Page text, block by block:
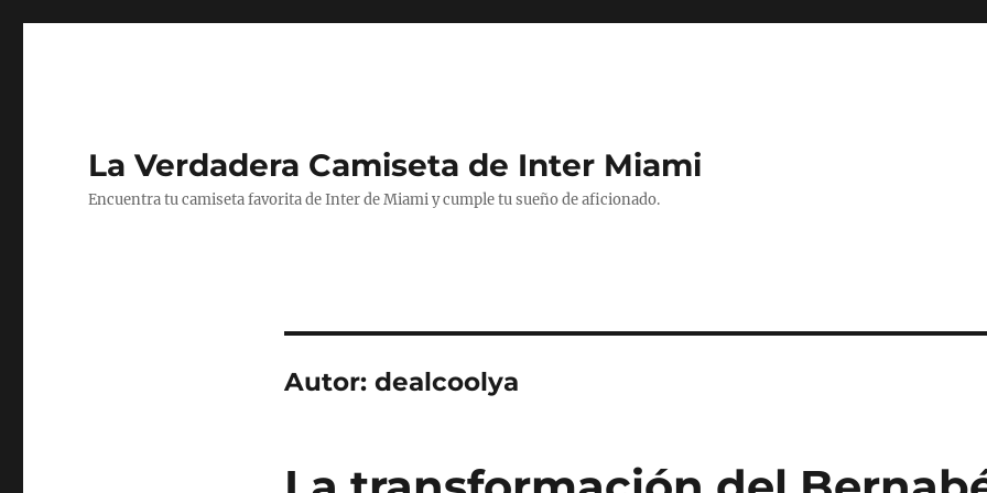
La Verdadera Camiseta de Inter Miami
Encuentra tu camiseta favorita de Inter de Miami y cumple tu sueño de aficionado.
Autor: dealcoolya